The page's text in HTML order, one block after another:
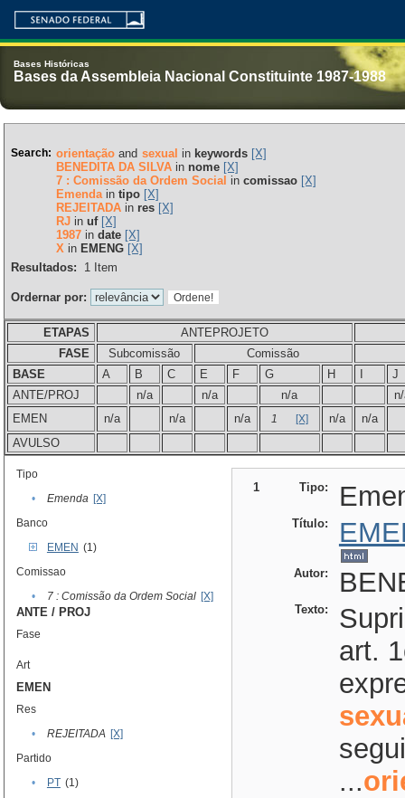
Bases Históricas
Bases da Assembleia Nacional Constituinte 1987-1988
Search: orientaçãoand sexual in keywords [X]
BENEDITA DA SILVAin nome [X]
7 : Comissão da Ordem Social in comissao [X]
Emendain tipo [X]
REJEITADAin res [X]
RJin uf [X]
1987in date [X]
Xin EMENG [X]
Resultados:
1Item
Ordernar por:
ETAPAS
ANTEPROJETO
FASE
Subcomissão
Comissão
BASE
A B C E F G H
J
ANTE/PROJ
n/a n/a n/a
EMEN
n/a n/a n/a 1 [X] n/a
n/a
AVULSO
Tipo
•
Emenda [X]
Banco
EMEN (1)
Comissao
•
7 : Comissão da Ordem Social [X]
ANTE / PROJ
Fase
Art
EMEN
Res
•
REJEITADA [X]
Partido
•
PT (1)
1 Tipo:
Título:
Autor:
Texto:
art.
...